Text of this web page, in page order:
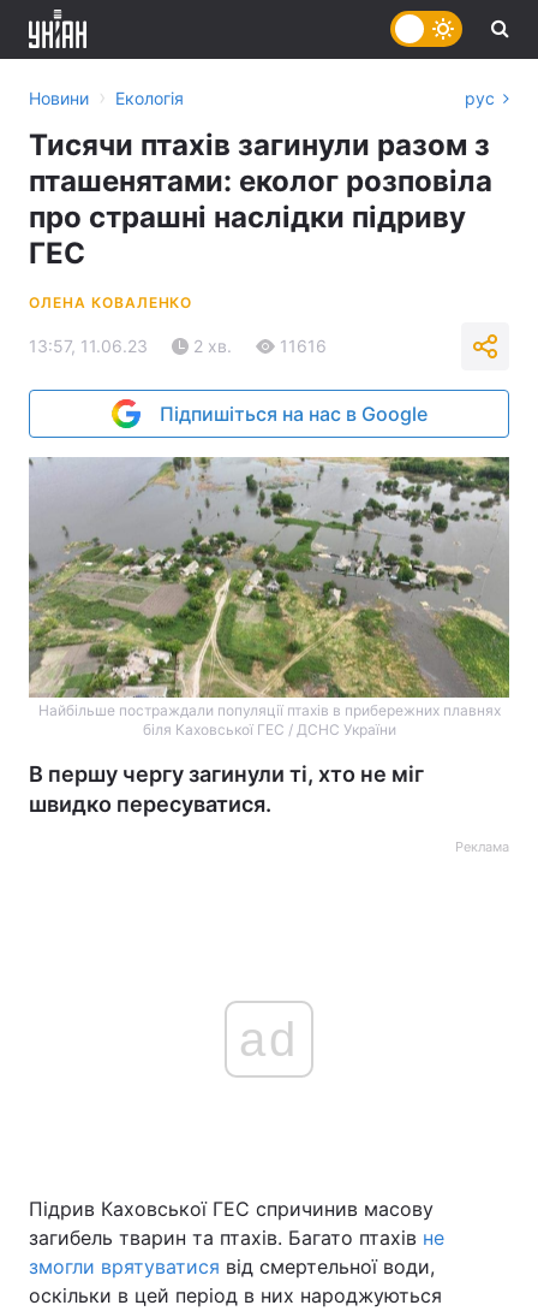
Україна Політика
Економіка
Новини › Екологія рус
Тисячи птахів загинули разом з
пташенятами: еколог розповіла
про страшні наслідки підриву
ГЕС
ОЛЕНА КОВАЛЕНКО
13:57, 11.06.23 2 хв. 11616
Підпишіться на нас в Google
Найбільше постраждали популяції птахів в прибережних плавнях
біля Каховської ГЕС / ДСНС України
В першу чергу загинули ті, хто не міг
швидко пересуватися.
Реклама
ad
Підрив Каховської ГЕС спричинив масову
загибель тварин та птахів. Багато птахів не
змогли врятуватися від смертельної води,
оскільки в цей період в них народжуються